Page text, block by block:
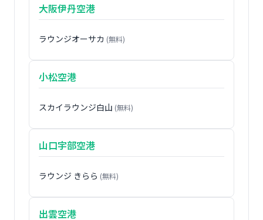
大阪伊丹空港
ラウンジオーサカ (無料)
小松空港
スカイラウンジ白山 (無料)
山口宇部空港
ラウンジ きらら (無料)
出雲空港